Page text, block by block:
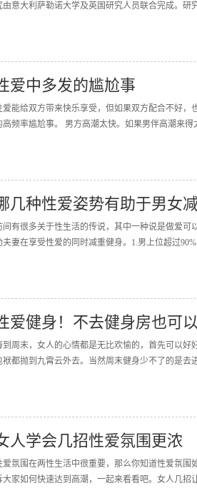
由意大利萨勒诺大学及英国研究人员联合完成。研
爱中多发的尴尬事
爱能给双方带来快乐享受，但如果双方配合不好
高频率尴尬事。 男方高潮太快。如果男伴高潮来
几种性爱姿势有助于男女
间有很多关于性生活的传说，其中一种说是做爱
夫妻在享受性爱的同时减重健身。1.男上位超过
爱健身！不去健身房也可
到周末，女人的心情都是无比欢愉的，首先可以好
袱都抛到九霄云外去。当然周末健身少不了的是去
人学会几招性爱氛围更浓
爱氛围在两性生活中很重要，那么你知道性爱氛
大家如何快速达到高潮，一起来看看吧。女人几招